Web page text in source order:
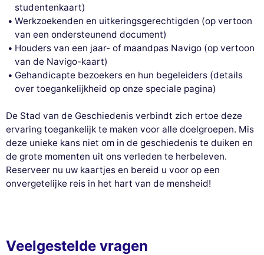
studentenkaart)
Werkzoekenden en uitkeringsgerechtigden (op vertoon
van een ondersteunend document)
Houders van een jaar- of maandpas Navigo (op vertoon
van de Navigo-kaart)
Gehandicapte bezoekers en hun begeleiders (details
over toegankelijkheid op onze speciale pagina)
De Stad van de Geschiedenis verbindt zich ertoe deze
ervaring toegankelijk te maken voor alle doelgroepen. Mis
deze unieke kans niet om in de geschiedenis te duiken en
de grote momenten uit ons verleden te herbeleven.
Reserveer nu uw kaartjes en bereid u voor op een
onvergetelijke reis in het hart van de mensheid!
Veelgestelde vragen